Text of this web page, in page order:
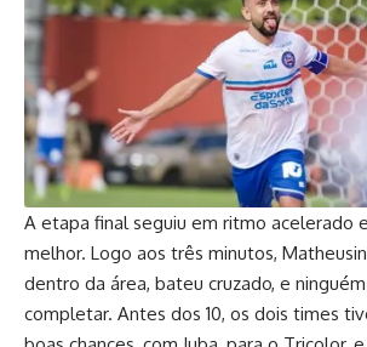
A etapa final seguiu em ritmo acelerado
melhor. Logo aos três minutos,
dentro da área, bateu cruzado, e
completar. Antes dos 10, os dois times